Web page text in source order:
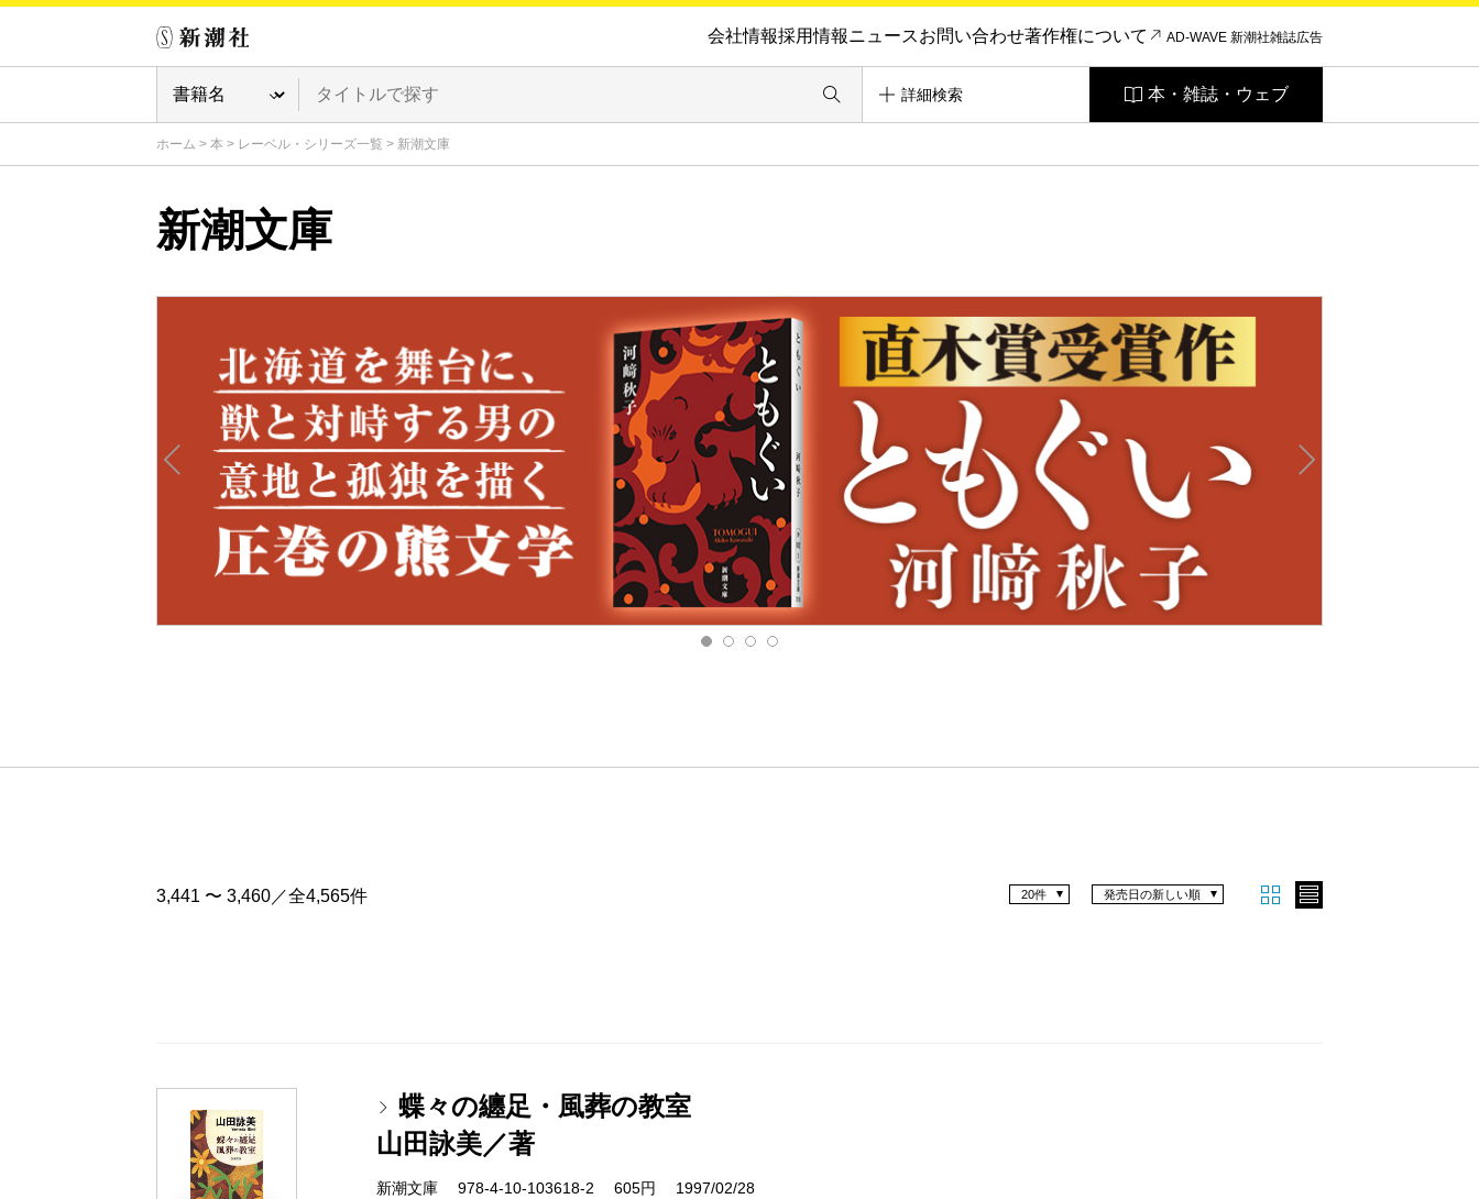
会社情報採用情報ニュースお問い合わせ著作権について AD-WAVE 新潮社雑誌広告
詳細検索 本・雑誌・ウェブ
ホーム > 本 > レーベル・シリーズ一覧 > 新潮文庫
新潮文庫
3,441 〜 3,460／全4,565件 発売日の新しい順
20件
蝶々の纏足・風葬の教室
山田詠美／著
新潮文庫 978-4-10-103618-2 605円 1997/02/28